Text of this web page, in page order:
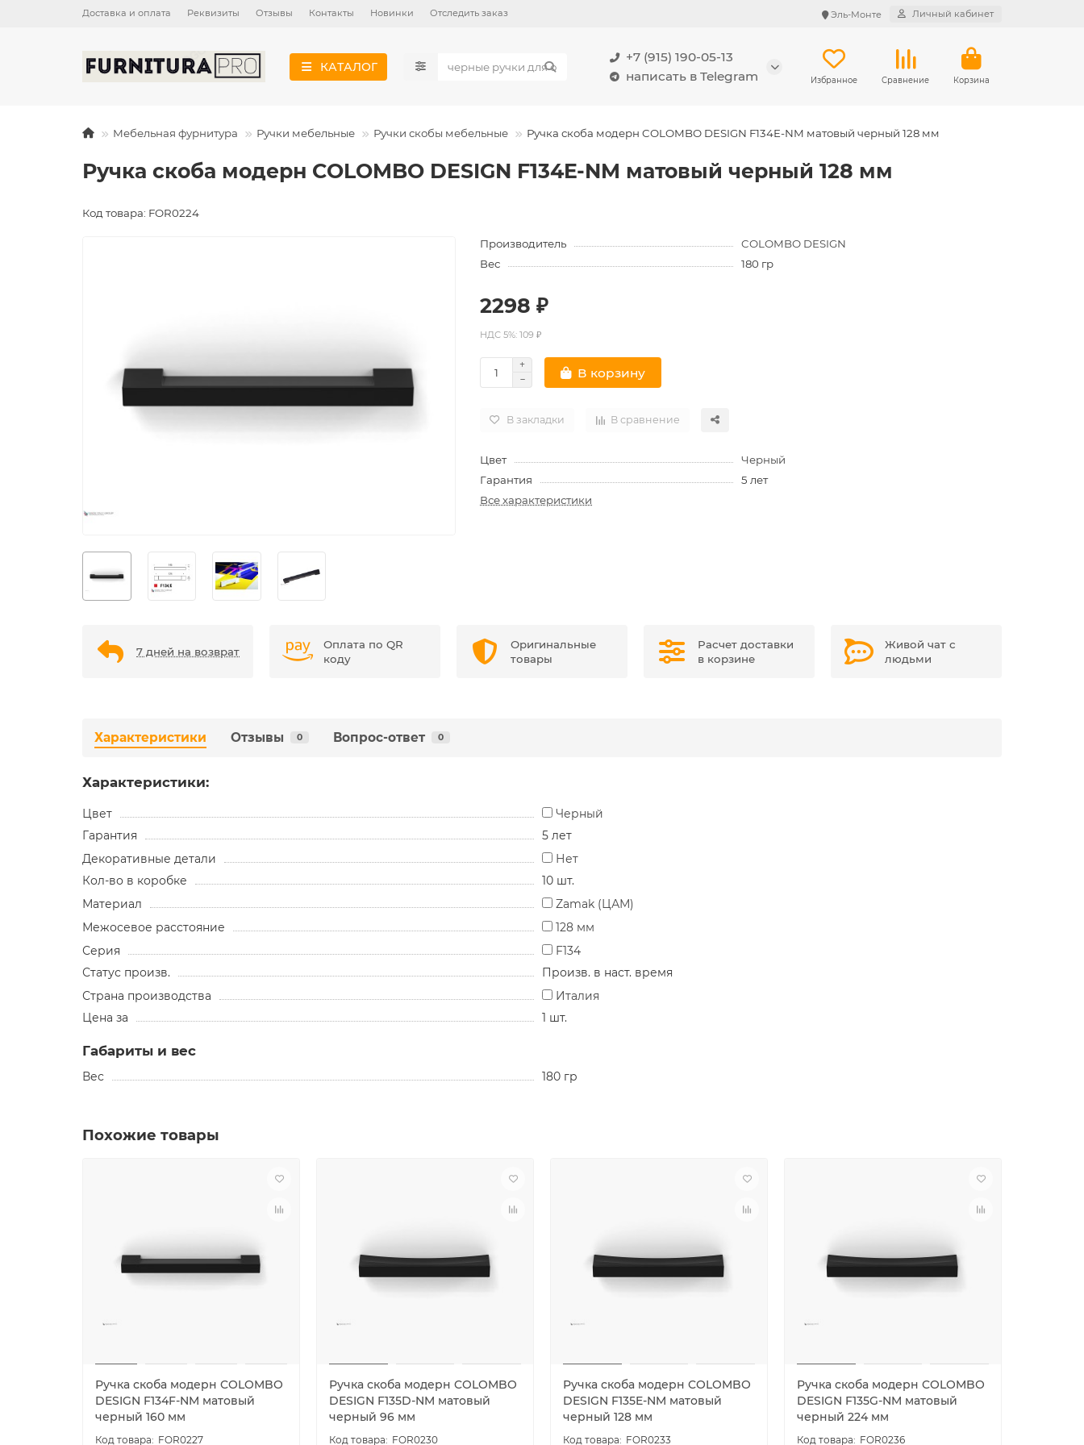
Доставка и оплата Реквизиты Отзывы Контакты Новинки Отследить заказ Эль-Монте Личный кабинет
КАТАЛОГ
+7 (915) 190-05-13
написать в Telegram
Избранное Сравнение Корзина
Мебельная фурнитура Ручки мебельные Ручки скобы мебельные Ручка скоба модерн COLOMBO DESIGN F134E-NM матовый черный 128 мм
Ручка скоба модерн COLOMBO DESIGN F134E-NM матовый черный 128 мм
Код товара: FOR0224
Производитель
COLOMBO DESIGN
Вес
180 гр
2298 ₽
НДС 5%: 109 ₽
В корзину
В закладки В сравнение
Цвет
Черный
Гарантия
5 лет
Все характеристики
7 дней на возврат
Оплата по QR
коду
Оригинальные
товары
Расчет доставки
в корзине
Живой чат с
людьми
Характеристики Отзывы 0 Вопрос-ответ 0
Характеристики:
Цвет
Черный
Гарантия
5 лет
Декоративные детали
Нет
Кол-во в коробке
10 шт.
Материал
Zamak (ЦАМ)
Межосевое расстояние
128 мм
Серия
F134
Статус произв.
Произв. в наст. время
Страна производства
Италия
Цена за
1 шт.
Габариты и вес
Вес 180 гр
Похожие товары
Ручка скоба модерн COLOMBO
DESIGN F134F-NM матовый
черный 160 мм
FOR0227
Ручка скоба модерн COLOMBO
DESIGN F135D-NM матовый
черный 96 мм
FOR0230
Ручка скоба модерн COLOMBO
DESIGN F135E-NM матовый
черный 128 мм
FOR0233
Ручка скоба модерн COLOMBO
DESIGN F135G-NM матовый
черный 224 мм
FOR0236